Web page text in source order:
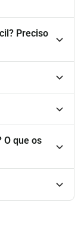
Preciso
O que os